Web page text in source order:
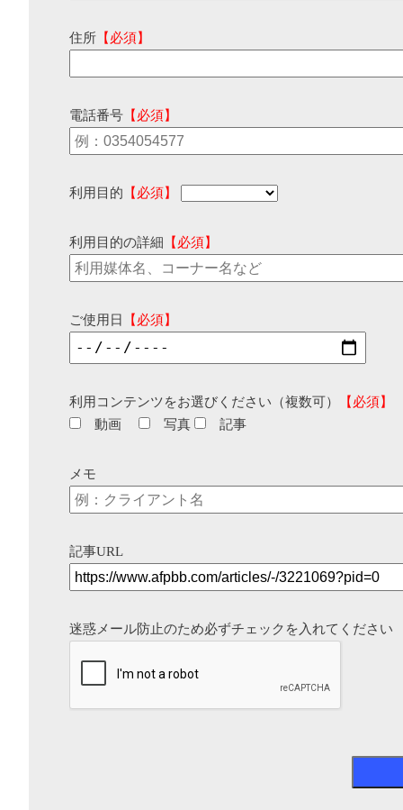
住所 【必須】
電話番号 【必須】
利用目的 【必須】
利用目的の詳細 【必須】
ご使用日 【必須】
利用コンテンツをお選びください（複数可）
【必須】
動画
写真 記事
メモ
記事URL
迷惑メール防止のため必ずチェックを入れてください